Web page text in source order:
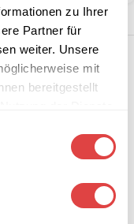
zu Ihrer
Partner für
weiter. Unsere
mit
bereitgestellt